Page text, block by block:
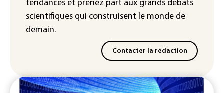
tendances et prenez part aux grands débats
scientifiques qui construisent le monde de
demain.
Contacter la rédaction